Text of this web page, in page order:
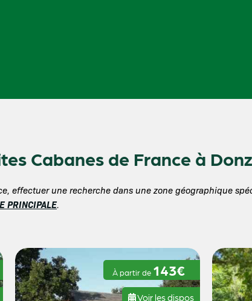
Cabanes de France à
effectuer une recherche dans une zone géographique
PRINCIPALE.
À partir de 143€
Voir les dispos